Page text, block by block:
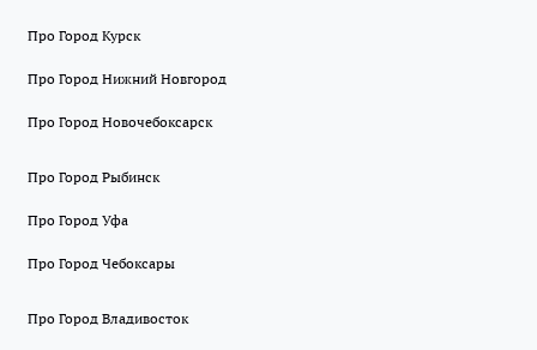
Про Город Курск
Про Город Нижний Новгород
Про Город Новочебоксарск
Про Город Рыбинск
Про Город Уфа
Про Город Чебоксары
Про Город Владивосток